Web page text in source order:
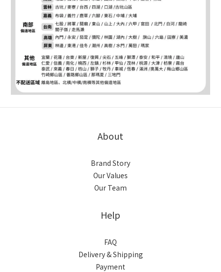
About
Brand Story
Our Values
Our Team
Help
FAQ
Delivery & Shipping
Payment